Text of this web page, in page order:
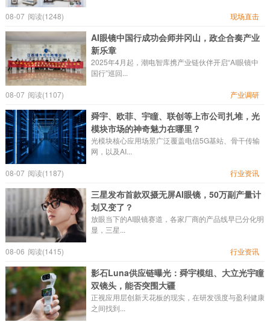
08-07 阅读(1248) 现场直击
AI眼镜中国行成功会师井冈山，政企合奏产业
新乐章
2025年4月起，潮电智库携产业链伙伴开启“AI眼镜中
国行”巡回...
08-07 阅读(1107) 产业调研
舜宇、欧菲、宇瞳、联创等上市公司扎堆，光
模块市场的神奇魅力在哪里？
光模块核心应用场景广泛覆盖电信5G基站、骨干传输
网，以及AI...
08-07 阅读(1187) 行业资讯
三星发布首款双摄无屏AI眼镜，50万副产量计
划又变了？
放眼当下的AI眼镜赛道，各家厂商的产品线早已分化明
显，三星...
08-06 阅读(1415) 行业资讯
影石Luna供应链曝光：舜宇模组、大立光宇瞳
双镜头，能否突围大疆
正视应用层创新天花板的现实，在研发强度与盈利健康
之间找到...